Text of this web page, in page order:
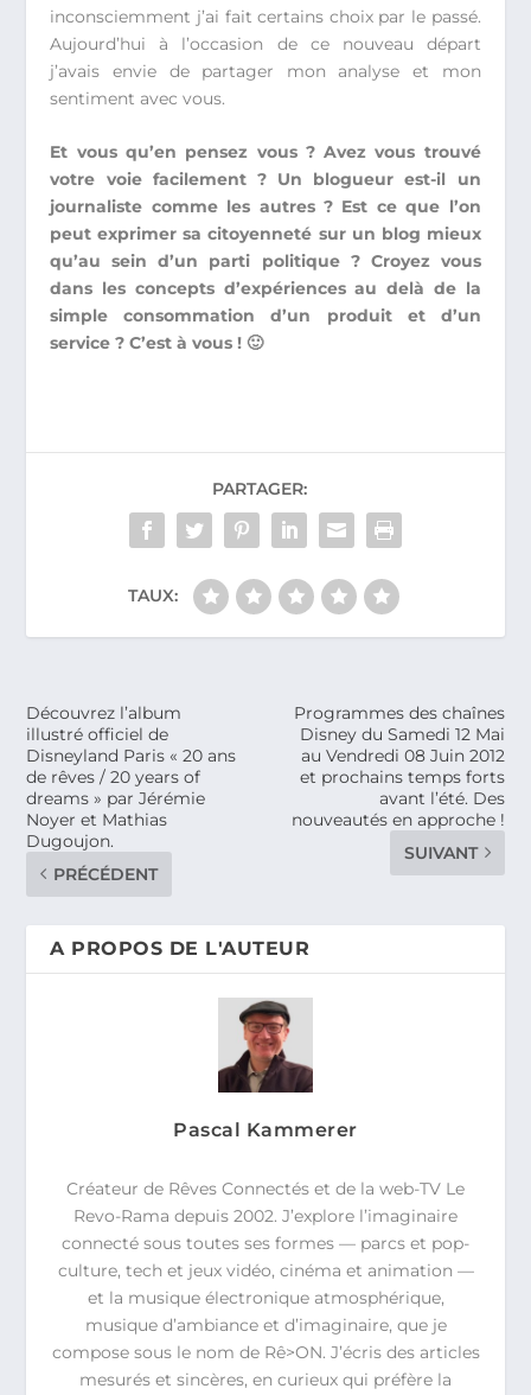
inconsciemment j’ai fait certains choix par le passé.
Aujourd’hui à l’occasion de ce nouveau départ
j’avais envie de partager mon analyse et mon
sentiment avec vous.
Et vous qu’en pensez vous ? Avez vous trouvé
votre voie facilement ? Un blogueur est-il un
journaliste comme les autres ? Est ce que l’on
peut exprimer sa citoyenneté sur un blog mieux
qu’au sein d’un parti politique ? Croyez vous
dans les concepts d’expériences au delà de la
simple consommation d’un produit et d’un
service ? C’est à vous ! 🙂
PARTAGER:
TAUX:
Découvrez l’album
illustré officiel de
Disneyland Paris « 20 ans
de rêves / 20 years of
dreams » par Jérémie
Noyer et Mathias
Dugoujon.
PRÉCÉDENT
Programmes des chaînes
Disney du Samedi 12 Mai
au Vendredi 08 Juin 2012
et prochains temps forts
avant l’été. Des
nouveautés en approche !
SUIVANT
A PROPOS DE L'AUTEUR
Pascal Kammerer
Créateur de Rêves Connectés et de la web-TV Le
Revo-Rama depuis 2002. J’explore l’imaginaire
connecté sous toutes ses formes — parcs et pop-
culture, tech et jeux vidéo, cinéma et animation —
et la musique électronique atmosphérique,
musique d’ambiance et d’imaginaire, que je
compose sous le nom de Rê>ON. J’écris des articles
mesurés et sincères, en curieux qui préfère la